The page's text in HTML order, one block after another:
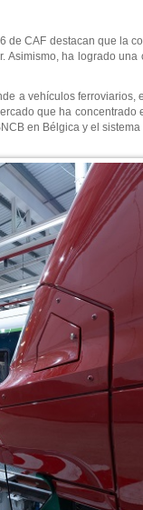
CAF destacan que la
ha logrado
a vehículos
que ha concentrado
en Bélgica y el